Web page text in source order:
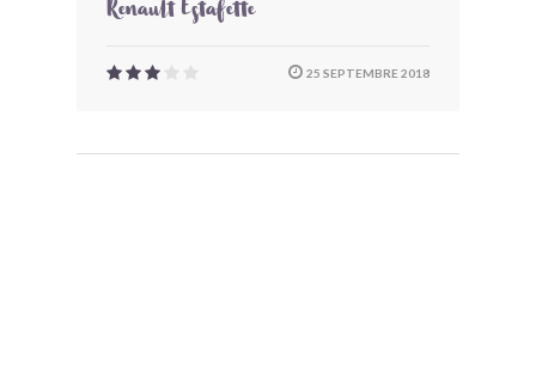
Renault Estafette
25 SEPTEMBRE 2018